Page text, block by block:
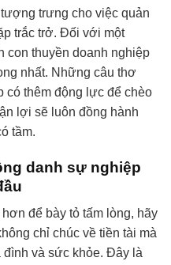
trưng cho việc quản
trắc trở. Đối với một
con thuyền doanh nghiệp
nhất. Những câu thơ
có thêm động lực để chèo
lợi sẽ luôn đồng hành
tầm.
danh sự nghiệp
để bày tỏ tấm lòng, hãy
chỉ chúc về tiền tài mà
đình và sức khỏe. Đây là